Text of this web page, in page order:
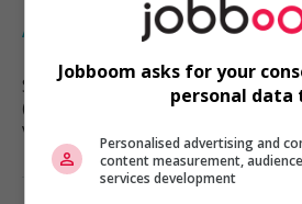
Associe, comptoir de
St. Albert, AB
(150 km)
Vente, achat et service à la
Jobboom asks for your
personal data
Personalised advertising and
content measurement,
services development